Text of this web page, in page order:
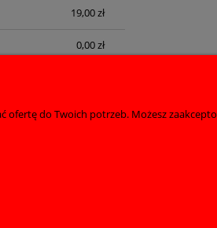
19,00 zł
0,00 zł
Informacje
do Twoich potrzeb. Możesz